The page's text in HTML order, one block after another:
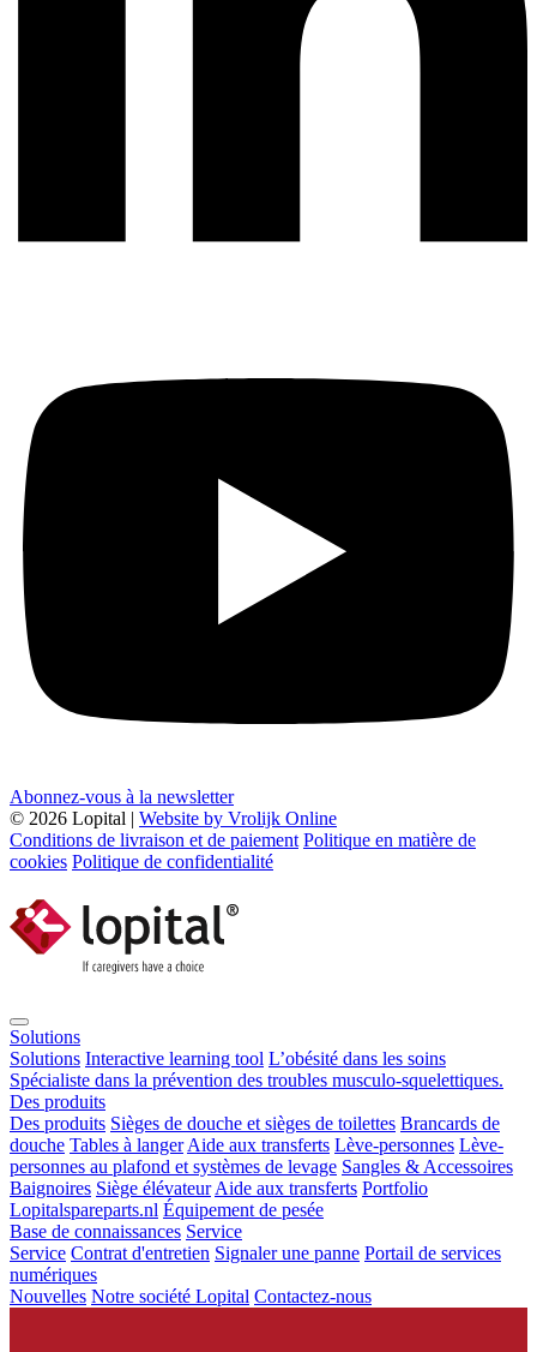
Abonnez-vous à la newsletter
© 2026 Lopital | Website by Vrolijk Online
Conditions de livraison et de paiement Politique en matière de
cookies Politique de confidentialité
Solutions
Solutions Interactive learning tool L’obésité dans les soins
Spécialiste dans la prévention des troubles musculo-squelettiques.
Des produits
Des produits Sièges de douche et sièges de toilettes Brancards de
douche Tables à langer Aide aux transferts Lève-personnes Lève-
personnes au plafond et systèmes de levage Sangles & Accessoires
Baignoires Siège élévateur Aide aux transferts Portfolio
Lopitalspareparts.nl Équipement de pesée
Base de connaissances Service
Service Contrat d'entretien Signaler une panne Portail de services
numériques
Nouvelles Notre société Lopital Contactez-nous